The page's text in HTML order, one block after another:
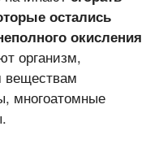
остались
окисления
организм,
веществам
многоатомные